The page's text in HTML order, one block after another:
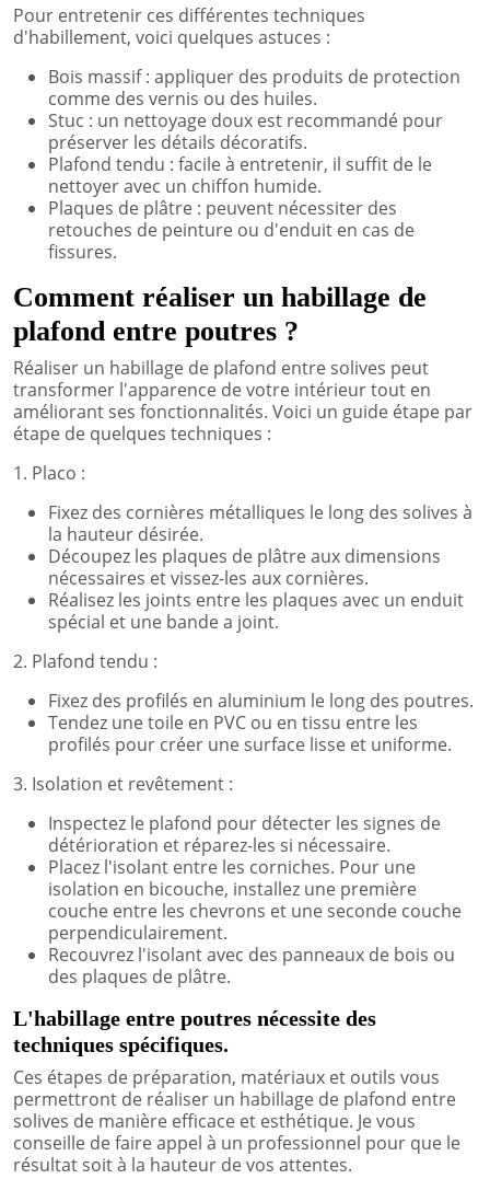
Pour entretenir ces différentes techniques
d'habillement, voici quelques astuces :
Bois massif : appliquer des produits de protection
comme des vernis ou des huiles.
Stuc : un nettoyage doux est recommandé pour
préserver les détails décoratifs.
Plafond tendu : facile à entretenir, il suffit de le
nettoyer avec un chiffon humide.
Plaques de plâtre : peuvent nécessiter des
retouches de peinture ou d'enduit en cas de
fissures.
Comment réaliser un habillage de
plafond entre poutres ?
Réaliser un habillage de plafond entre solives peut
transformer l'apparence de votre intérieur tout en
améliorant ses fonctionnalités. Voici un guide étape par
étape de quelques techniques :
1. Placo :
Fixez des cornières métalliques le long des solives à
la hauteur désirée.
Découpez les plaques de plâtre aux dimensions
nécessaires et vissez-les aux cornières.
Réalisez les joints entre les plaques avec un enduit
spécial et une bande a joint.
2. Plafond tendu :
Fixez des profilés en aluminium le long des poutres.
Tendez une toile en PVC ou en tissu entre les
profilés pour créer une surface lisse et uniforme.
3. Isolation et revêtement :
Inspectez le plafond pour détecter les signes de
détérioration et réparez-les si nécessaire.
Placez l'isolant entre les corniches. Pour une
isolation en bicouche, installez une première
couche entre les chevrons et une seconde couche
perpendiculairement.
Recouvrez l'isolant avec des panneaux de bois ou
des plaques de plâtre.
L'habillage entre poutres nécessite des
techniques spécifiques.
Ces étapes de préparation, matériaux et outils vous
permettront de réaliser un habillage de plafond entre
solives de manière efficace et esthétique. Je vous
conseille de faire appel à un professionnel pour que le
résultat soit à la hauteur de vos attentes.